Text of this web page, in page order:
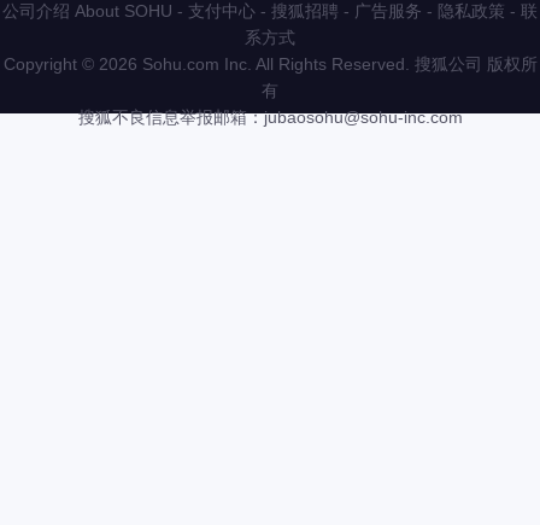
公司介绍 About SOHU - 支付中心 - 搜狐招聘 - 广告服务 - 隐私政策 - 联
系方式
Copyright © 2026 Sohu.com Inc. All Rights Reserved. 搜狐公司 版权所
有
搜狐不良信息举报邮箱：jubaosohu@sohu-inc.com